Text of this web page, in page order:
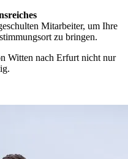
Mitarbeiter, um Ihre
zu bringen.
Witten nach Erfurt nicht nur